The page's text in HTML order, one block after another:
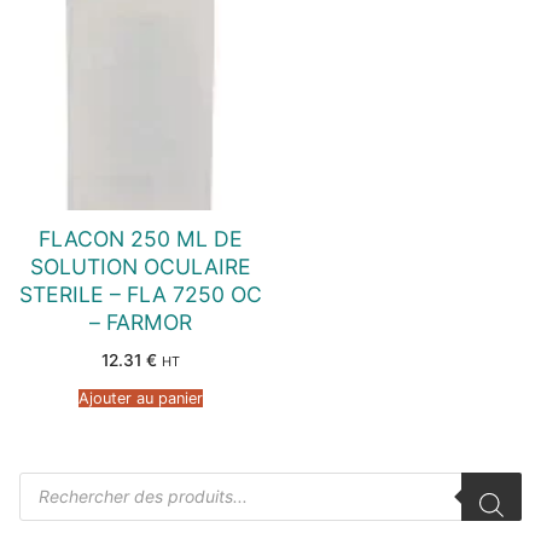
FLACON 250 ML DE
SOLUTION OCULAIRE
STERILE – FLA 7250 OC
– FARMOR
12.31 € HT
Ajouter au panier
Recherche
de
produits